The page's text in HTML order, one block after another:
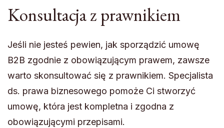
Konsultacja z prawnikiem
Jeśli nie jesteś pewien, jak sporządzić umowę
B2B zgodnie z obowiązującym prawem, zawsze
warto skonsultować się z prawnikiem. Specjalista
ds. prawa biznesowego pomoże Ci stworzyć
umowę, która jest kompletna i zgodna z
obowiązującymi przepisami.